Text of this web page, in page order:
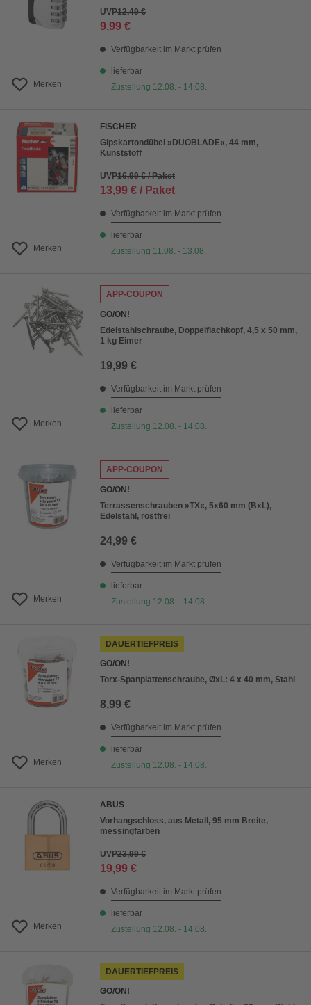
Merken
UVP12,49 €
9,99 €
Verfügbarkeit im Markt prüfen
lieferbar
Zustellung 12.08. - 14.08.
Merken
FISCHER
Gipskartondübel »DUOBLADE«, 44 mm,
Kunststoff
UVP16,99 € / Paket
13,99 € / Paket
Verfügbarkeit im Markt prüfen
lieferbar
Zustellung 11.08. - 13.08.
Merken
APP-COUPON
GO/ON!
Edelstahlschraube, Doppelflachkopf, 4,5 x 50 mm,
1 kg Eimer
19,99 €
Verfügbarkeit im Markt prüfen
lieferbar
Zustellung 12.08. - 14.08.
Merken
APP-COUPON
GO/ON!
Terrassenschrauben »TX«, 5x60 mm (BxL),
Edelstahl, rostfrei
24,99 €
Verfügbarkeit im Markt prüfen
lieferbar
Zustellung 12.08. - 14.08.
Merken
DAUERTIEFPREIS
GO/ON!
Torx-Spanplattenschraube, ØxL: 4 x 40 mm, Stahl
8,99 €
Verfügbarkeit im Markt prüfen
lieferbar
Zustellung 12.08. - 14.08.
Merken
ABUS
Vorhangschloss, aus Metall, 95 mm Breite,
messingfarben
UVP23,99 €
19,99 €
Verfügbarkeit im Markt prüfen
lieferbar
Zustellung 12.08. - 14.08.
DAUERTIEFPREIS
GO/ON!